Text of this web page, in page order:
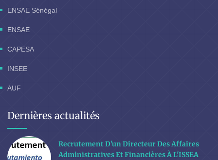
ENSAE Sénégal
ENSAE
CAPESA
INSEE
AUF
Dernières actualités
Recrutement D'un Directeur Des Affaires
Administratives Et Financières À L'ISSEA